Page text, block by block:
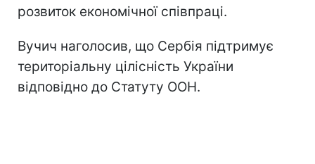
розвиток економічної співпраці.
Вучич наголосив, що Сербія підтримує
територіальну цілісність України
відповідно до Статуту ООН.